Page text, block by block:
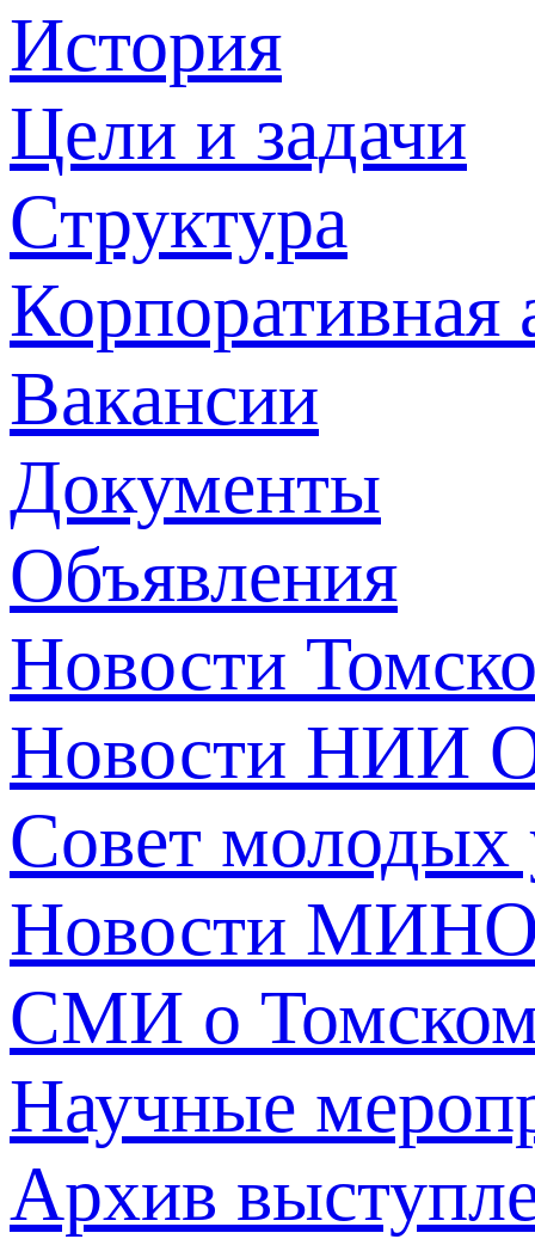
История
Цели и задачи
Структура
Корпоративная
Вакансии
Документы
Объявления
Новости
Новости НИИ
Совет молодых
Новости
СМИ о
Научные
Архив